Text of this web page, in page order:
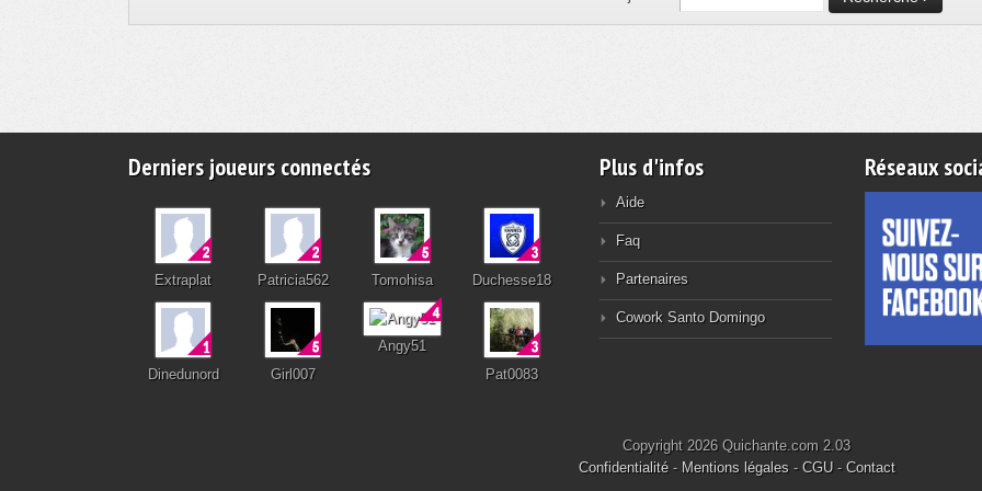
Derniers joueurs connectés
Extraplat Patricia562 Tomohisa Duchesse18
Dinedunord Girl007
Angy51
Pat0083
Plus d'infos
Aide
Faq
Partenaires
Cowork Santo Domingo
Réseaux
Copyright 2026 Quichante.com 2.03
Confidentialité- Mentions légales- CGU- Contact